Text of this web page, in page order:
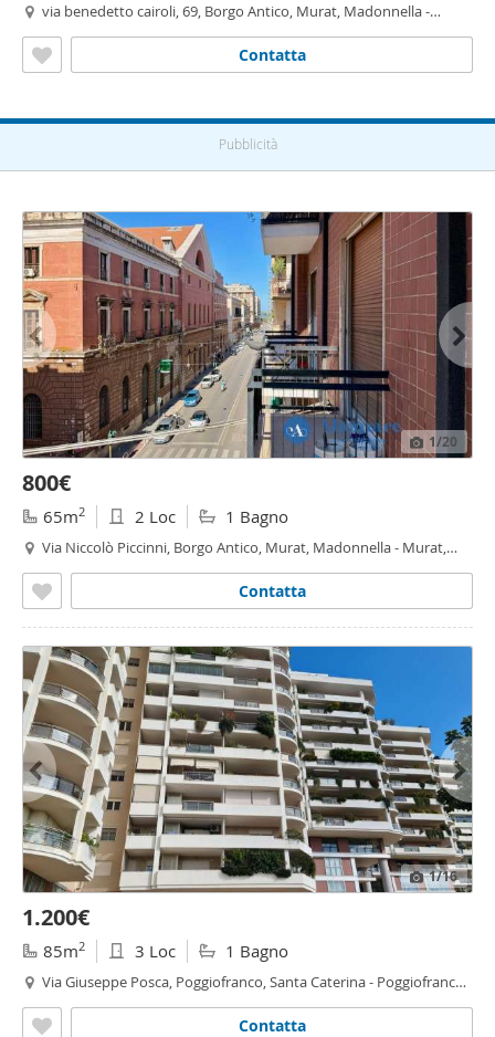
via benedetto cairoli, 69, Borgo Antico, Murat, Madonnella -
Contatta
Pubblicità
1/20
800€
65m2 2 Loc 1 Bagno
Via Niccolò Piccinni, Borgo Antico, Murat, Madonnella - Murat,
Contatta
1/16
1.200€
85m2 3 Loc 1 Bagno
Via Giuseppe Posca, Poggiofranco, Santa Caterina - Poggiofranco,
Contatta